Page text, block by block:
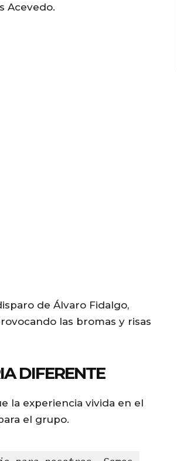
Acevedo.
de Álvaro Fidalgo,
las bromas y risas
DIFERENTE
la experiencia vivida en el
el grupo.